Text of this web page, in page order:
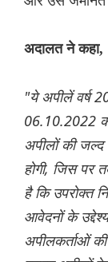
अदालत ने कहा,
"ये अपीलें वर्ष
06.10.2022
अपीलों की
होगी, जिस पर
है कि उपरोक्त
आवेदनों के
अपीलकर्ताओं